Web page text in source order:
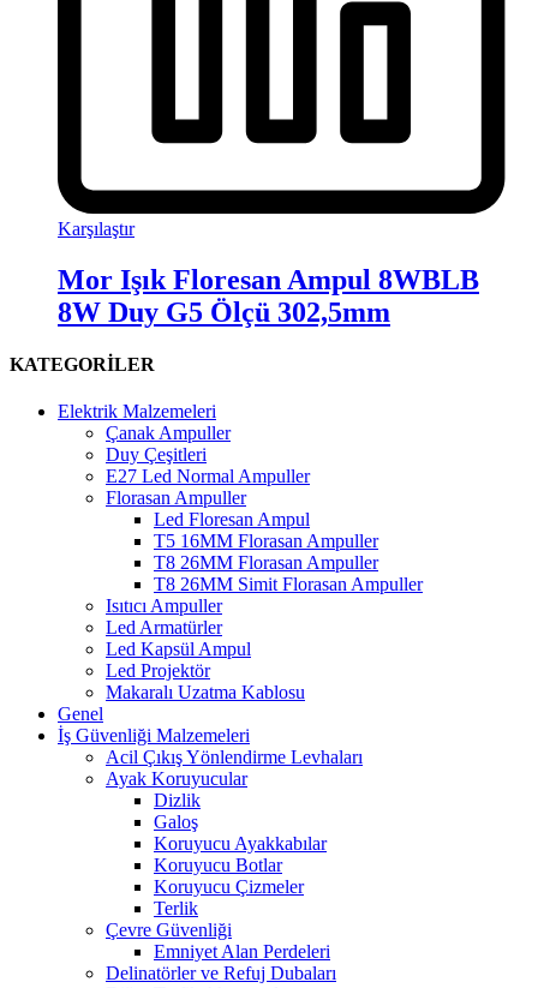
Karşılaştır
Mor Işık Floresan Ampul 8WBLB
8W Duy G5 Ölçü 302,5mm
KATEGORİLER
Elektrik Malzemeleri
Çanak Ampuller
Duy Çeşitleri
E27 Led Normal Ampuller
Florasan Ampuller
Led Floresan Ampul
T5 16MM Florasan Ampuller
T8 26MM Florasan Ampuller
T8 26MM Simit Florasan Ampuller
Isıtıcı Ampuller
Led Armatürler
Led Kapsül Ampul
Led Projektör
Makaralı Uzatma Kablosu
Genel
İş Güvenliği Malzemeleri
Acil Çıkış Yönlendirme Levhaları
Ayak Koruyucular
Dizlik
Galoş
Koruyucu Ayakkabılar
Koruyucu Botlar
Koruyucu Çizmeler
Terlik
Çevre Güvenliği
Emniyet Alan Perdeleri
Delinatörler ve Refuj Dubaları